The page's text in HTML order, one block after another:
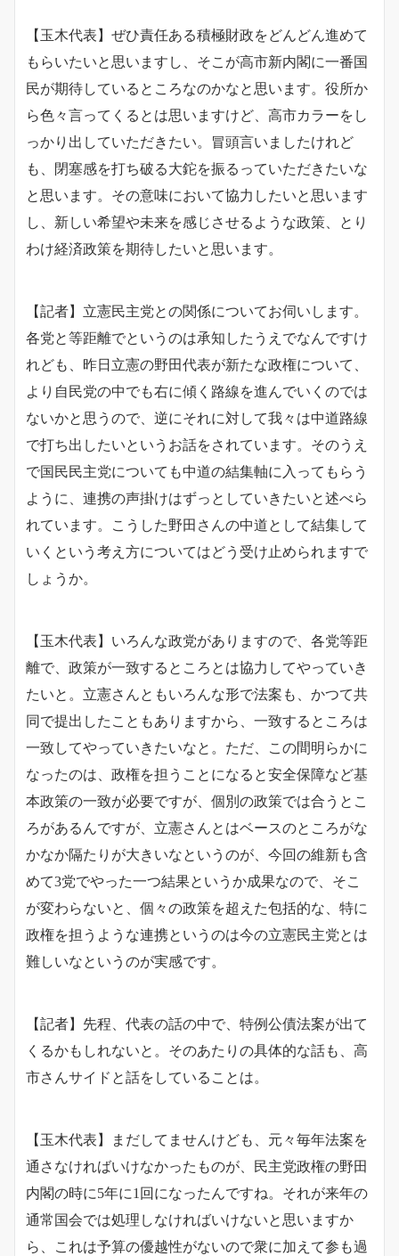
【玉木代表】ぜひ責任ある積極財政をどんどん進めて
もらいたいと思いますし、そこが高市新内閣に一番国
民が期待しているところなのかなと思います。役所か
ら色々言ってくるとは思いますけど、高市カラーをし
っかり出していただきたい。冒頭言いましたけれど
も、閉塞感を打ち破る大鉈を振るっていただきたいな
と思います。その意味において協力したいと思います
し、新しい希望や未来を感じさせるような政策、とり
わけ経済政策を期待したいと思います。
【記者】立憲民主党との関係についてお伺いします。
各党と等距離でというのは承知したうえでなんですけ
れども、昨日立憲の野田代表が新たな政権について、
より自民党の中でも右に傾く路線を進んでいくのでは
ないかと思うので、逆にそれに対して我々は中道路線
で打ち出したいというお話をされています。そのうえ
で国民民主党についても中道の結集軸に入ってもらう
ように、連携の声掛けはずっとしていきたいと述べら
れています。こうした野田さんの中道として結集して
いくという考え方についてはどう受け止められますで
しょうか。
【玉木代表】いろんな政党がありますので、各党等距
離で、政策が一致するところとは協力してやっていき
たいと。立憲さんともいろんな形で法案も、かつて共
同で提出したこともありますから、一致するところは
一致してやっていきたいなと。ただ、この間明らかに
なったのは、政権を担うことになると安全保障など基
本政策の一致が必要ですが、個別の政策では合うとこ
ろがあるんですが、立憲さんとはベースのところがな
かなか隔たりが大きいなというのが、今回の維新も含
めて3党でやった一つ結果というか成果なので、そこ
が変わらないと、個々の政策を超えた包括的な、特に
政権を担うような連携というのは今の立憲民主党とは
難しいなというのが実感です。
【記者】先程、代表の話の中で、特例公債法案が出て
くるかもしれないと。そのあたりの具体的な話も、高
市さんサイドと話をしていることは。
【玉木代表】まだしてませんけども、元々毎年法案を
通さなければいけなかったものが、民主党政権の野田
内閣の時に5年に1回になったんですね。それが来年の
通常国会では処理しなければいけないと思いますか
ら、これは予算の優越性がないので衆に加えて参も過